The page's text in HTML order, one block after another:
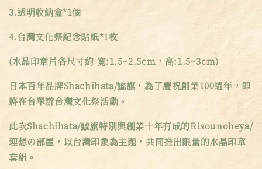
3.透明收納盒*1個
4.台灣文化祭紀念貼紙*1枚
(水晶印章片各尺寸約 寬:1.5~2.5cm，高:1.5~3cm)
日本百年品牌Shachihata/鯱旗，為了慶祝創業100週年，即
將在台舉辦台灣文化祭活動。
此次Shachihata/鯱旗特別與創業十年有成的Risounoheya/
理想の部屋，以台灣印象為主題，共同推出限量的水晶印章
套組。